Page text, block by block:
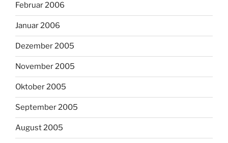
Februar 2006
Januar 2006
Dezember 2005
November 2005
Oktober 2005
September 2005
August 2005